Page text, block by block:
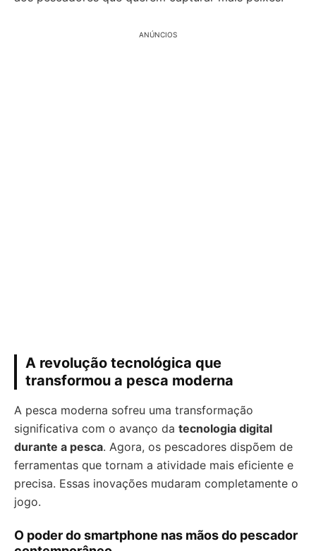
ANÚNCIOS
A revolução tecnológica que
transformou a pesca moderna
A pesca moderna sofreu uma transformação
significativa com o avanço da tecnologia digital
durante a pesca. Agora, os pescadores dispõem de
ferramentas que tornam a atividade mais eficiente e
precisa. Essas inovações mudaram completamente o
jogo.
O poder do smartphone nas mãos do pescador